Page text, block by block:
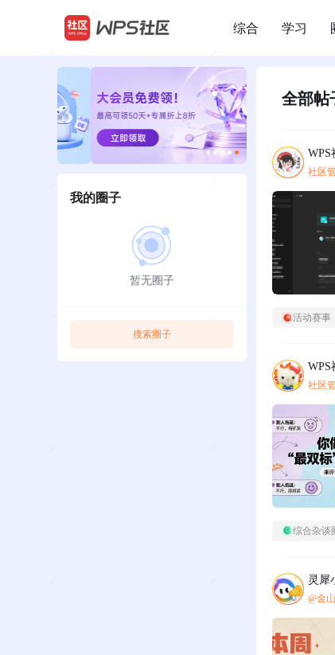
/
综合 学习
我的圈子
暂无圈子
搜索圈子
全部帖
WPS
社区
活动赛事
WPS
社区
综合杂谈
灵犀
@金